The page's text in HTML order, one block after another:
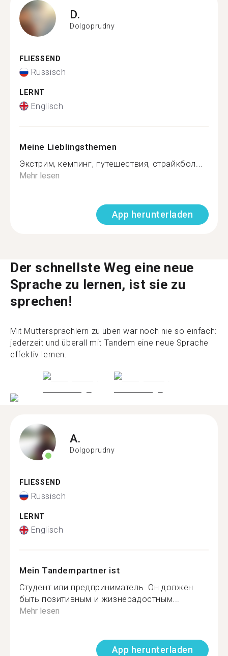
D.
Dolgoprudny
FLIESSEND
Russisch
LERNT
Englisch
Meine Lieblingsthemen
Экстрим, кемпинг, путешествия, страйкбол...
Mehr lesen
App herunterladen
Der schnellste Weg eine neue
Sprache zu lernen, ist sie zu
sprechen!
Mit Muttersprachlern zu üben war noch nie so einfach:
jederzeit und überall mit Tandem eine neue Sprache
effektiv lernen.
A.
Dolgoprudny
FLIESSEND
Russisch
LERNT
Englisch
Mein Tandempartner ist
Студент или предприниматель. Он должен
быть позитивным и жизнерадостным...
Mehr lesen
App herunterladen